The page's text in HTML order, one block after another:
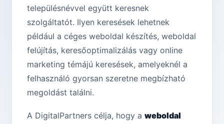
településnévvel együtt keresnek
szolgáltatót. Ilyen keresések lehetnek
például a céges weboldal készítés, weboldal
felújítás, keresőoptimalizálás vagy online
marketing témájú keresések, amelyeknél a
felhasználó gyorsan szeretne megbízható
megoldást találni.
A DigitalPartners célja, hogy a weboldal